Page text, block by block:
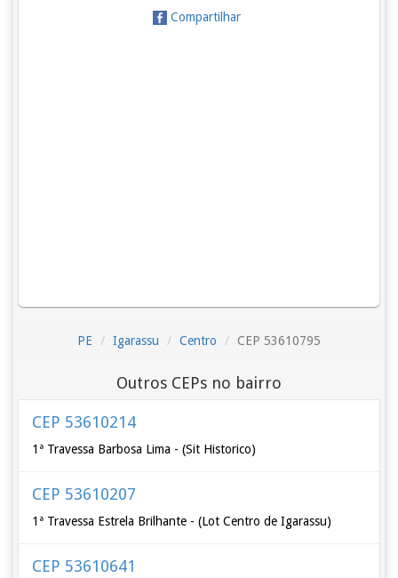
Compartilhar
PE Igarassu Centro CEP 53610795
Outros CEPs no bairro
CEP 53610214
1ª Travessa Barbosa Lima - (Sit Historico)
CEP 53610207
1ª Travessa Estrela Brilhante - (Lot Centro de Igarassu)
CEP 53610641